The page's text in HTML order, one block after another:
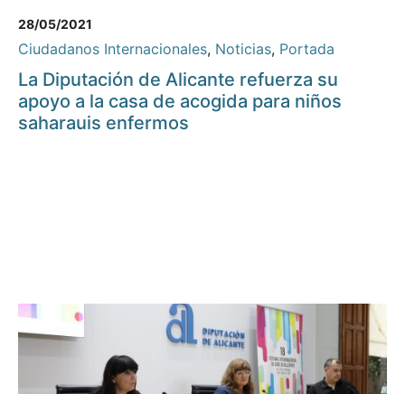
28/05/2021
Ciudadanos Internacionales, Noticias, Portada
La Diputación de Alicante refuerza su
apoyo a la casa de acogida para niños
saharauis enfermos